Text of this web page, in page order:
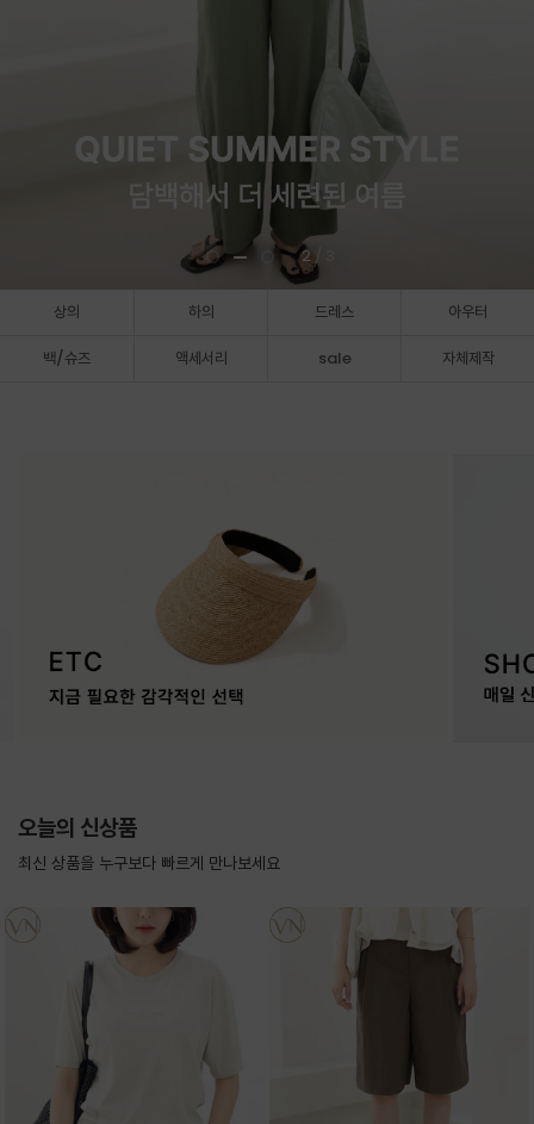
3 / 3
상의 하의 드레스 아우터
백/슈즈 액세서리 sale 자체제작
오늘의 신상품
최신 상품을 누구보다 빠르게 만나보세요